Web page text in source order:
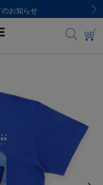
お知らせ